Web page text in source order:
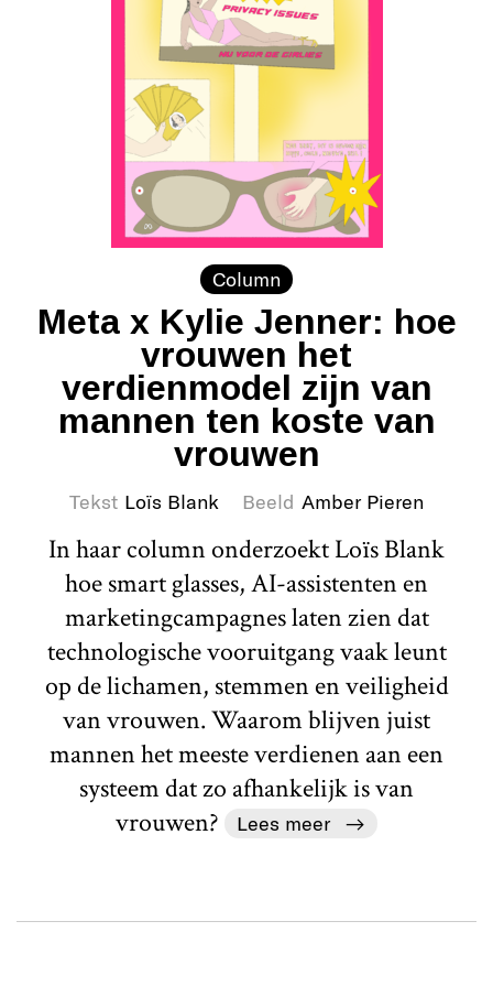
Column
Meta x Kylie Jenner: hoe
vrouwen het
verdienmodel zijn van
mannen ten koste van
vrouwen
Tekst Loïs Blank Beeld Amber Pieren
In haar column onderzoekt Loïs Blank
hoe smart glasses, AI-assistenten en
marketingcampagnes laten zien dat
technologische vooruitgang vaak leunt
op de lichamen, stemmen en veiligheid
van vrouwen. Waarom blijven juist
mannen het meeste verdienen aan een
systeem dat zo afhankelijk is van
vrouwen?
Lees meer